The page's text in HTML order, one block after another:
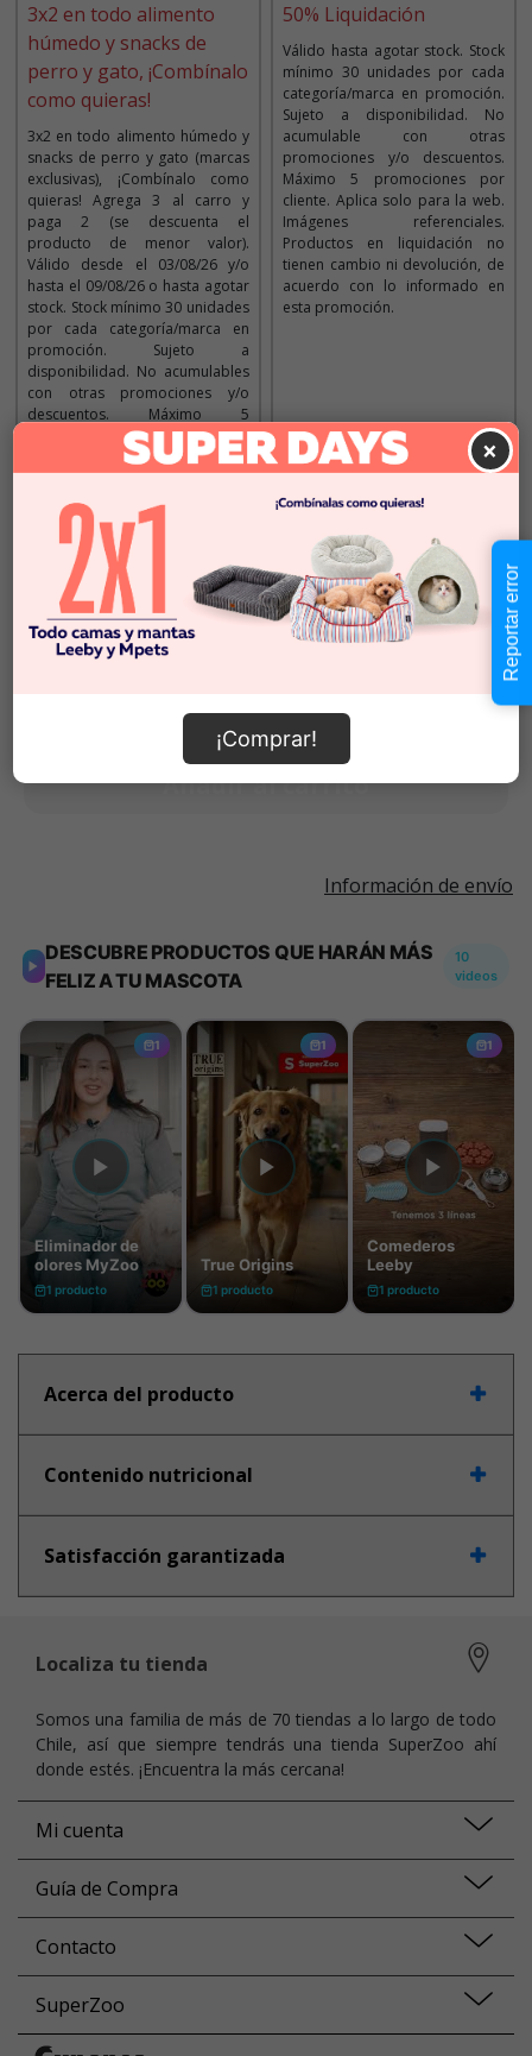
3x2 en todo alimento
húmedo y snacks de
perro y gato, ¡Combínalo
como quieras!
3x2 en todo alimento húmedo y
snacks de perro y gato (marcas
exclusivas), ¡Combínalo como
quieras! Agrega 3 al carro y
paga 2 (se descuenta el
producto de menor valor).
Válido desde el 03/08/26 y/o
hasta el 09/08/26 o hasta agotar
stock. Stock mínimo 30 unidades
por cada categoría/marca en
promoción. Sujeto a
disponibilidad. No acumulables
con otras promociones y/o
descuentos. Máximo 5
promociones por cliente. Aplica
solo para la web y tiendas.
Imágenes referenciales.
50% Liquidación
Válido hasta agotar stock. Stock
mínimo 30 unidades por cada
categoría/marca en promoción.
Sujeto a disponibilidad. No
acumulable con otras
promociones y/o descuentos.
Máximo 5 promociones por
cliente. Aplica solo para la web.
Imágenes referenciales.
Productos en liquidación no
tienen cambio ni devolución, de
acuerdo con lo informado en
esta promoción.
Descripción
Cantidad:
$3.990
Añadir al carrito
Información de envío
Acerca del producto
Contenido nutricional
Satisfacción garantizada
×
¡Comprar!
Localiza tu tienda
Somos una familia de más de 70 tiendas a lo largo de todo
Chile, así que siempre tendrás una tienda SuperZoo ahí
donde estés. ¡Encuentra la más cercana!
Mi cuenta
Guía de Compra
Contacto
SuperZoo
Reportar error